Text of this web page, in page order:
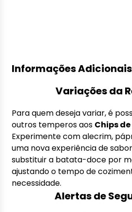
Informações Adicionais
Variações da
Para quem deseja variar, é
outros temperos aos Chips
Experimente com alecrim,
uma nova experiência de
substituir a batata-doce por
ajustando o tempo de
necessidade.
Alertas de